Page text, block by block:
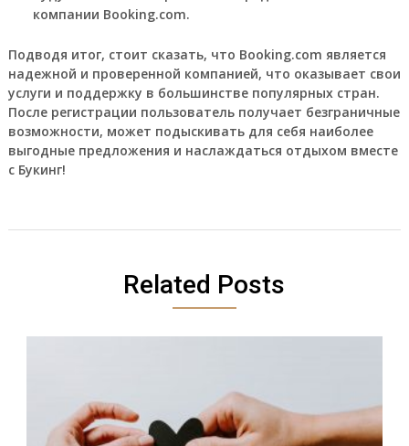
компании Booking.com.
Подводя итог, стоит сказать, что Booking.com является
надежной и проверенной компанией, что оказывает свои
услуги и поддержку в большинстве популярных стран.
После регистрации пользователь получает безграничные
возможности, может подыскивать для себя наиболее
выгодные предложения и наслаждаться отдыхом вместе
с Букинг!
Related Posts